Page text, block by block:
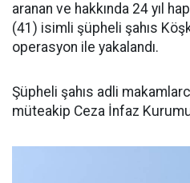
aranan ve hakkında 24 yıl
(41) isimli şüpheli şahıs
operasyon ile yakalandı.
Şüpheli şahıs adli
müteakip Ceza İnfaz